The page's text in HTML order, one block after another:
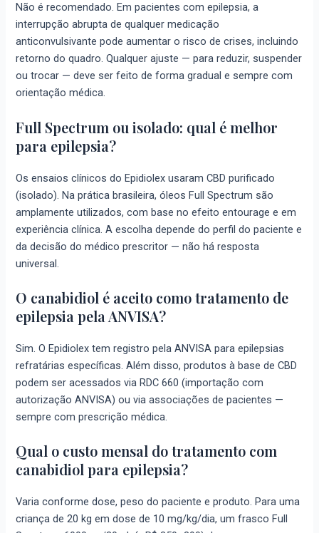
Não é recomendado. Em pacientes com epilepsia, a
interrupção abrupta de qualquer medicação
anticonvulsivante pode aumentar o risco de crises, incluindo
retorno do quadro. Qualquer ajuste — para reduzir, suspender
ou trocar — deve ser feito de forma gradual e sempre com
orientação médica.
Full Spectrum ou isolado: qual é melhor
para epilepsia?
Os ensaios clínicos do Epidiolex usaram CBD purificado
(isolado). Na prática brasileira, óleos Full Spectrum são
amplamente utilizados, com base no efeito entourage e em
experiência clínica. A escolha depende do perfil do paciente e
da decisão do médico prescritor — não há resposta
universal.
O canabidiol é aceito como tratamento de
epilepsia pela ANVISA?
Sim. O Epidiolex tem registro pela ANVISA para epilepsias
refratárias específicas. Além disso, produtos à base de CBD
podem ser acessados via RDC 660 (importação com
autorização ANVISA) ou via associações de pacientes —
sempre com prescrição médica.
Qual o custo mensal do tratamento com
canabidiol para epilepsia?
Varia conforme dose, peso do paciente e produto. Para uma
criança de 20 kg em dose de 10 mg/kg/dia, um frasco Full